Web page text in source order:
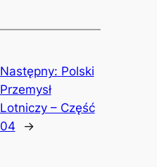
Następny: Polski
Przemysł
Lotniczy – Część
04
→